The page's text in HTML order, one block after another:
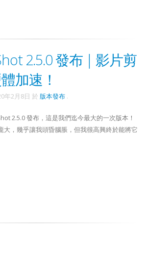
2.5.0 發布 | 影片剪
加速！
年2月8日 於 版本發布 .
2.5.0 發布，這是我們迄今最大的一次版本！
大，幾乎讓我頭昏腦脹，但我很高興終於能將它